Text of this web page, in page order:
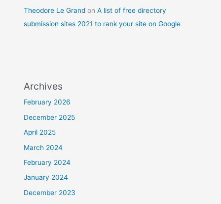
Theodore Le Grand onA list of free directory
submission sites 2021 to rank your site on Google
Archives
February 2026
December 2025
April 2025
March 2024
February 2024
January 2024
December 2023